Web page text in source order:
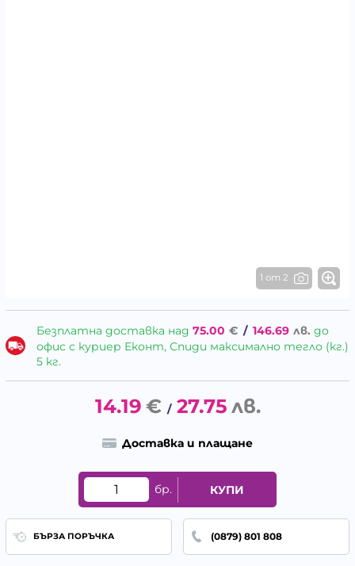
1 от 2
Безплатна доставка над 75.00 € / 146.69 лв. до
офис с куриер Еконт, Спиди максимално тегло (кг.)
5 кг.
14.19 € / 27.75 лв.
Доставка и плащане
бр. КУПИ
БЪРЗА ПОРЪЧКА (0879) 801 808